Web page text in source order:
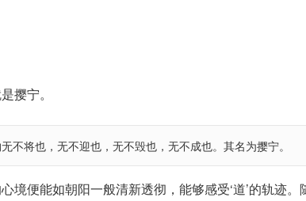
撄宁。
不将也，无不迎也，无不毁也，无不成也。其名为撄宁。
境便能如朝阳一般清新透彻，能够感受‘道’的轨迹。